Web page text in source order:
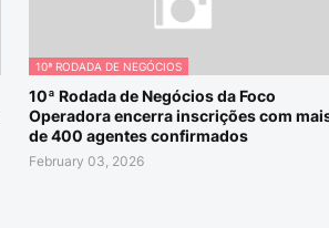
10ª RODADA DE NEGÓCIOS
10ª Rodada de Negócios da Foco
Operadora encerra inscrições com
de 400 agentes confirmados
February 03, 2026